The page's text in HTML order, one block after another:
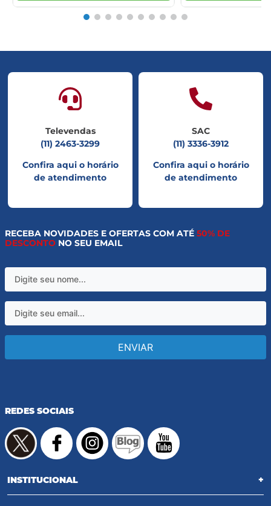
Televendas
(11) 2463-3299
Confira aqui o horário
de atendimento
SAC
(11) 3336-3912
Confira aqui o horário
de atendimento
RECEBA NOVIDADES E OFERTAS COM ATÉ 50% DE
DESCONTO NO SEU EMAIL
ENVIAR
REDES SOCIAIS
INSTITUCIONAL +